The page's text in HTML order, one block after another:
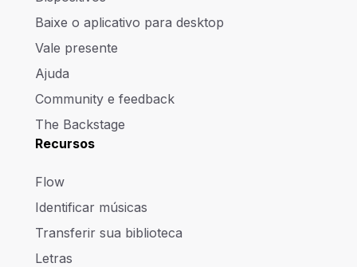
Baixe o aplicativo para desktop
Vale presente
Ajuda
Community e feedback
The Backstage
Recursos
Flow
Identificar músicas
Transferir sua biblioteca
Letras